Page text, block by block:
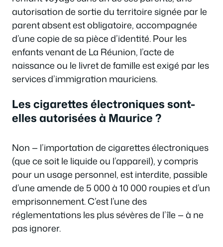
autorisation de sortie du territoire signée par le
parent absent est obligatoire, accompagnée
d’une copie de sa pièce d’identité. Pour les
enfants venant de La Réunion, l’acte de
naissance ou le livret de famille est exigé par les
services d’immigration mauriciens.
Les cigarettes électroniques sont-
elles autorisées à Maurice ?
Non — l’importation de cigarettes électroniques
(que ce soit le liquide ou l’appareil), y compris
pour un usage personnel, est interdite, passible
d’une amende de 5 000 à 10 000 roupies et d’un
emprisonnement. C’est l’une des
réglementations les plus sévères de l’île — à ne
pas ignorer.